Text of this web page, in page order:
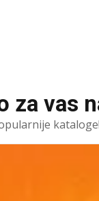
za vas
kataloge!